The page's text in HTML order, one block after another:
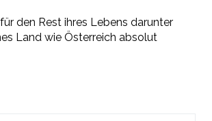
den Rest ihres Lebens darunter
Land wie Österreich absolut